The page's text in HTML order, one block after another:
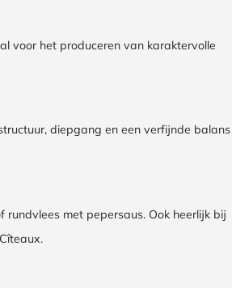
voor het produceren van karaktervolle
diepgang en een verfijnde balans
met pepersaus. Ook heerlijk bij